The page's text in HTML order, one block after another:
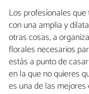
Los profesionales
con una amplia y
otras cosas, a
florales necesarios
estás a punto de
en la que no quieres
es una de las mejores